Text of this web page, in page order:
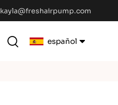
kayla@freshairpump.com
español